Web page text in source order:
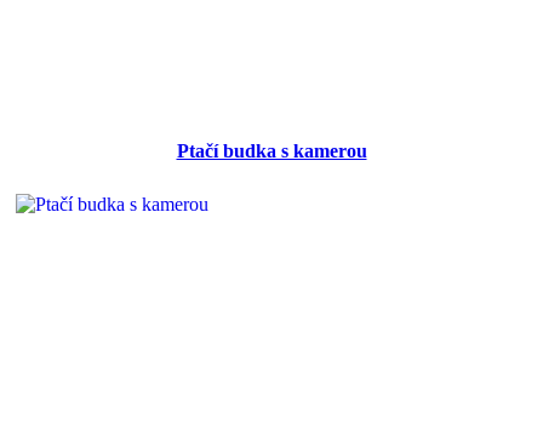
Ptačí budka s kamerou